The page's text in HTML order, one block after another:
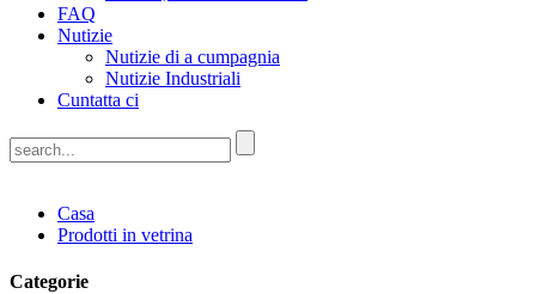
FAQ
Nutizie
Nutizie di a cumpagnia
Nutizie Industriali
Cuntatta ci
Casa
Prodotti in vetrina
Categorie